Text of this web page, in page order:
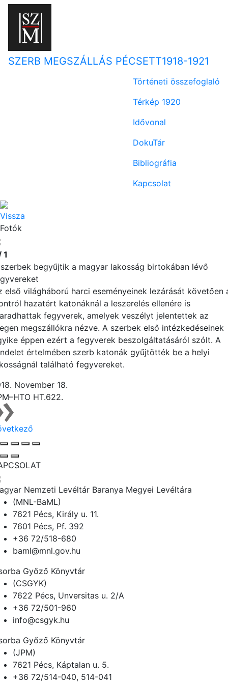
SZERB MEGSZÁLLÁS PÉCSETT1918-1921
Történeti összefoglaló
Térkép 1920
Idővonal
DokuTár
Bibliográfia
Kapcsolat
Vissza
Fotók
1
begyűjtik a magyar lakosság birtokában lévő
első világháború harci eseményeinek lezárását követően
hazatért katonáknál a leszerelés ellenére is
fegyverek, amelyek veszélyt jelentettek az
megszállókra nézve. A szerbek első intézkedéseinek
éppen ezért a fegyverek beszolgáltatásáról szólt. A
értelmében szerb katonák gyűjtötték be a helyi
található fegyvereket.
November 18.
HT.622.
Nemzeti Levéltár Baranya Megyei Levéltára
(MNL-BaML)
7621 Pécs, Király u. 11.
7601 Pécs, Pf. 392
+36 72/518-680
baml@mnl.gov.hu
Győző Könyvtár
(CSGYK)
7622 Pécs, Unversitas u. 2/A
+36 72/501-960
info@csgyk.hu
Győző Könyvtár
(JPM)
7621 Pécs, Káptalan u. 5.
+36 72/514-040, 514-041